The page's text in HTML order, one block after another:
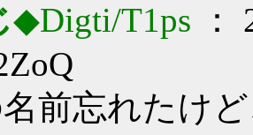
◆Digti/T1ps ：
前忘れたけ